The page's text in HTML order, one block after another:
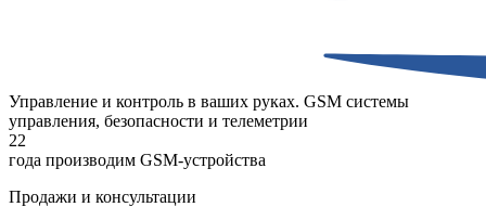
Управление и контроль в ваших руках. GSM системы
управления, безопасности и телеметрии
22
года производим GSM-устройства
Продажи и консультации